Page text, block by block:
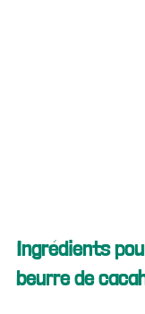
Ingrédients
beurre de